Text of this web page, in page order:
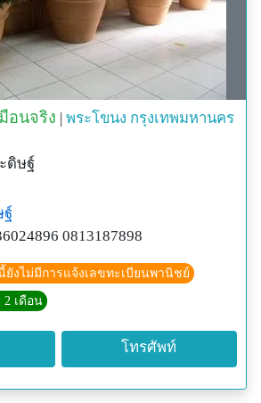
อนจริง | พระโขนง กรุงเทพมหานคร
ดิษฐ์
ฐ์
0813187898
ยังไม่มีการแจ้งเลขทะเบียนพานิชย์
2 เดือน
โทรศัพท์